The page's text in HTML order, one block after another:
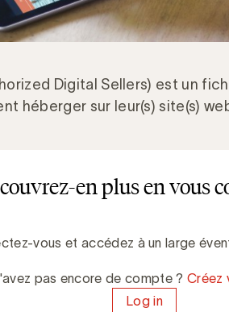
Digital Sellers) est un
héberger sur leur(s) site(s)
en plus en vous
vous et accédez à un large
pas encore de compte ? Créez
Log in